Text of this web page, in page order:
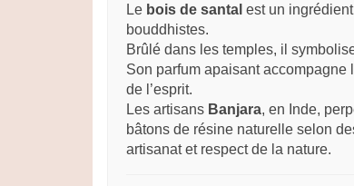
Le bois de santal est un
bouddhistes.
Brûlé dans les temples, il
Son parfum apaisant
de l’esprit.
Les artisans Banjara, en Inde,
bâtons de résine naturelle selon
artisanat et respect de la nature.